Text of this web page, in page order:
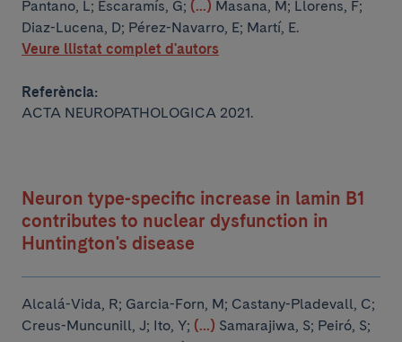
Pantano, L; Escaramís, G; (...) Masana, M; Llorens, F;
Diaz-Lucena, D; Pérez-Navarro, E; Martí, E.
Veure llistat complet d'autors
Referència:
ACTA NEUROPATHOLOGICA 2021.
Neuron type-specific increase in lamin B1
contributes to nuclear dysfunction in
Huntington's disease
Alcalá-Vida, R; Garcia-Forn, M; Castany-Pladevall, C;
Creus-Muncunill, J; Ito, Y; (...) Samarajiwa, S; Peiró, S;